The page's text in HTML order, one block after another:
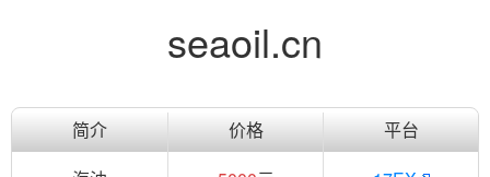
seaoil.cn
简介 价格
平台